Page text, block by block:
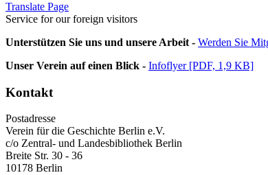
Translate Page
Service for our foreign visitors
Unterstützen Sie uns und unsere Arbeit - Werden Sie
Unser Verein auf einen Blick - Infoflyer [PDF, 1,9 KB]
Kontakt
Postadresse
Verein für die Geschichte Berlin e.V.
c/o Zentral- und Landesbibliothek Berlin
Breite Str. 30 - 36
10178 Berlin